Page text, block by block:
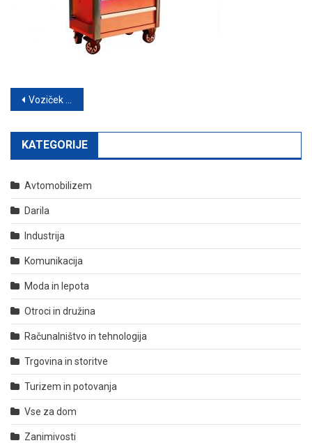
Navigacija
prispevka
Voziček za orodje poskrbi za boljšo organizacijo
KATEGORIJE
Avtomobilizem
Darila
Industrija
Komunikacija
Moda in lepota
Otroci in družina
Računalništvo in tehnologija
Trgovina in storitve
Turizem in potovanja
Vse za dom
Zanimivosti